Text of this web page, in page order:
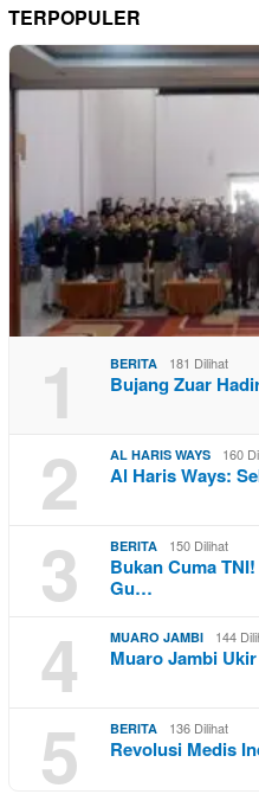
TERPOPULER
1 BERITA 181 Dilihat
Bujang Zuar
2 AL HARIS WAYS 160
Al Haris Ways:
3 BERITA 150 Dilihat
Bukan Cuma
Gu…
4 MUARO JAMBI 144
Muaro Jambi
5 BERITA 136 Dilihat
Revolusi Medis